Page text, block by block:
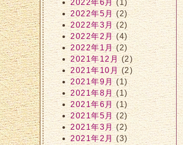
2022年6月(1)
2022年5月(2)
2022年3月(2)
2022年2月(4)
2022年1月(2)
2021年12月(2)
2021年10月(2)
2021年9月(1)
2021年8月(1)
2021年6月(1)
2021年5月(2)
2021年3月(2)
2021年2月(3)